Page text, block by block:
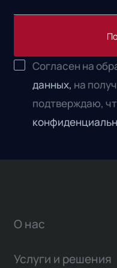
Согласен на
данных, на
подтверждаю,
О нас
Услуги и решения